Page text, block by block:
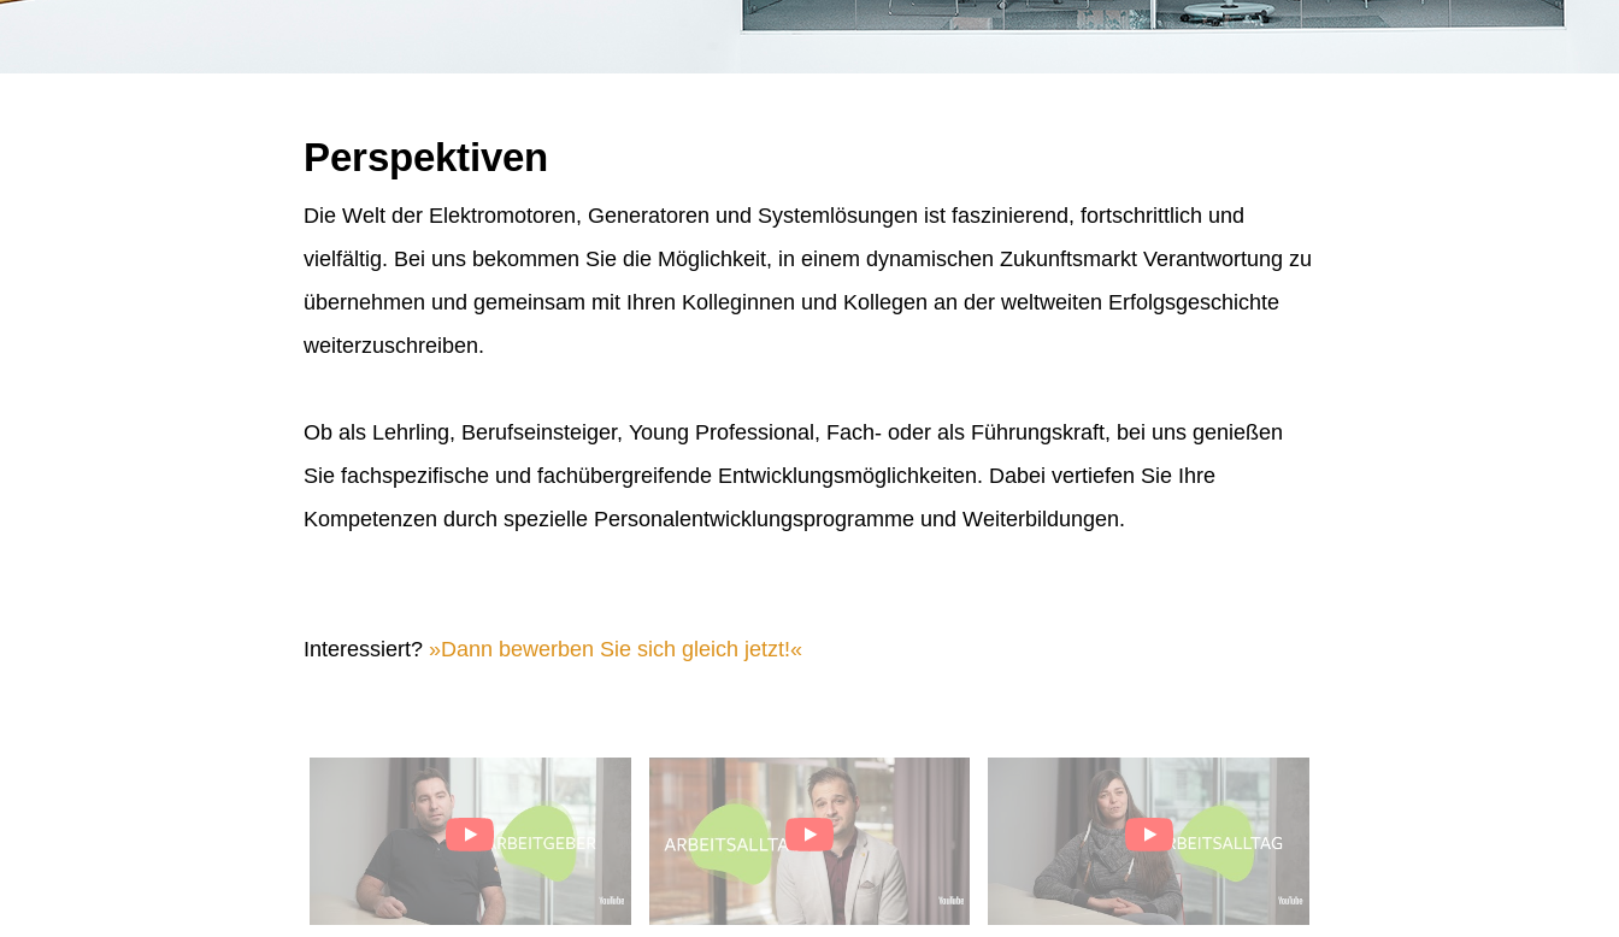
Perspektiven
Die Welt der Elektromotoren, Generatoren und Systemlösungen ist faszinierend, fortschrittlich und
vielfältig. Bei uns bekommen Sie die Möglichkeit, in einem dynamischen Zukunftsmarkt Verantwortung zu
übernehmen und gemeinsam mit Ihren Kolleginnen und Kollegen an der weltweiten Erfolgsgeschichte
weiterzuschreiben.
Ob als Lehrling, Berufseinsteiger, Young Professional, Fach- oder als Führungskraft, bei uns genießen
Sie fachspezifische und fachübergreifende Entwicklungsmöglichkeiten. Dabei vertiefen Sie Ihre
Kompetenzen durch spezielle Personalentwicklungsprogramme und Weiterbildungen.
Interessiert? Dann bewerben Sie sich gleich jetzt!